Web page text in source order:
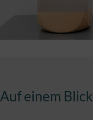
Auf einem Blick